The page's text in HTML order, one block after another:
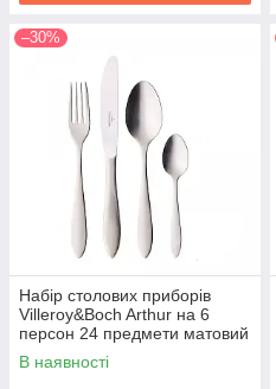
–30%
Набір столових приборів
Villeroy&Boch Arthur на 6
персон 24 предмети матовий
1263949037
В наявності